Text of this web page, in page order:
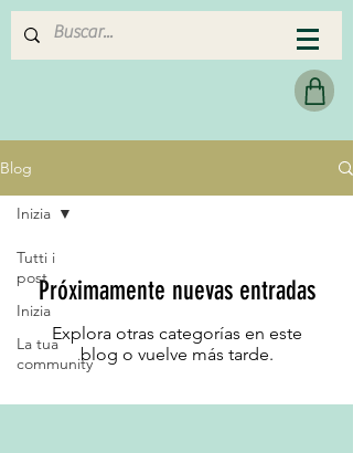
MERAKI HEARTMADE
Blog
Tutti i
post
Inizia
La tua
community
Inizia
Próximamente nuevas entradas
Explora otras categorías en este
blog o vuelve más tarde.